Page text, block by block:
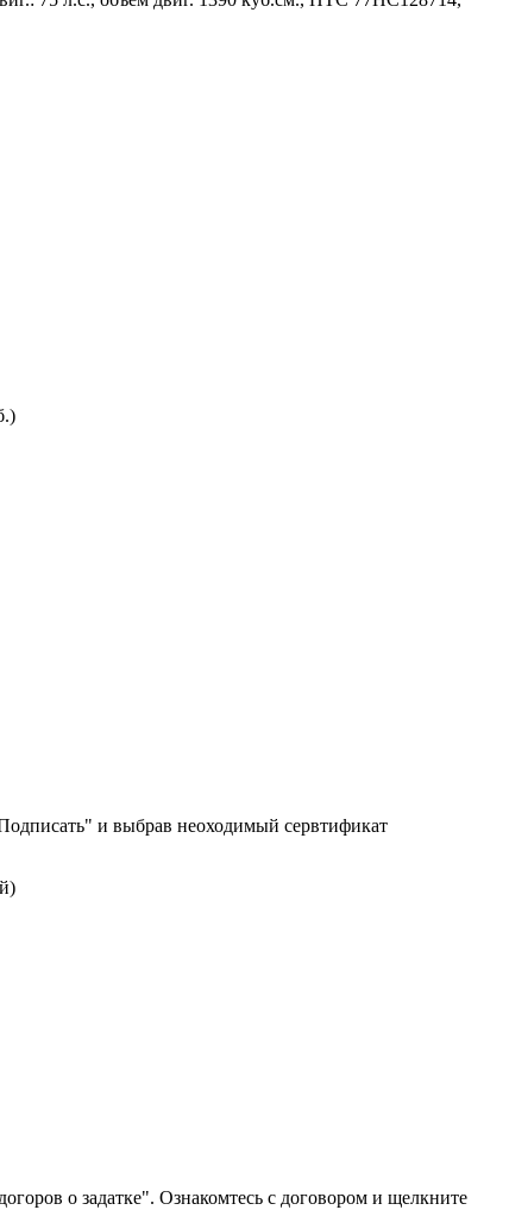
и выбрав неоходимый сервтификат
о задатке". Ознакомтесь с договором и щелкните